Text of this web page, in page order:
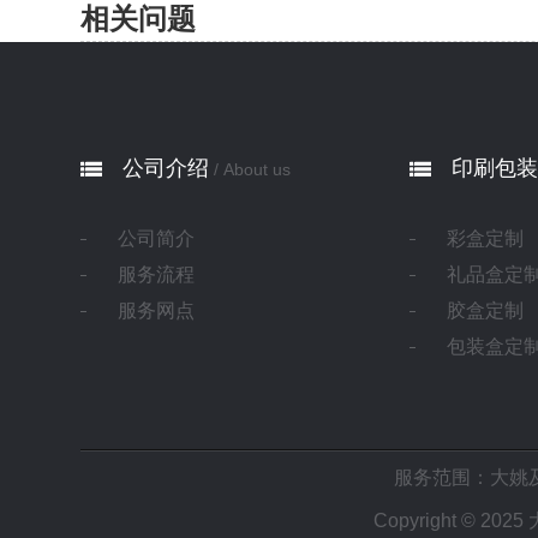
相关问题
公司介绍 / About us
公司简介
服务流程
服务网点
印刷包装
彩盒定制
礼品盒定
胶盒定制
包装盒定
服务范围：大姚
Copyright © 2025